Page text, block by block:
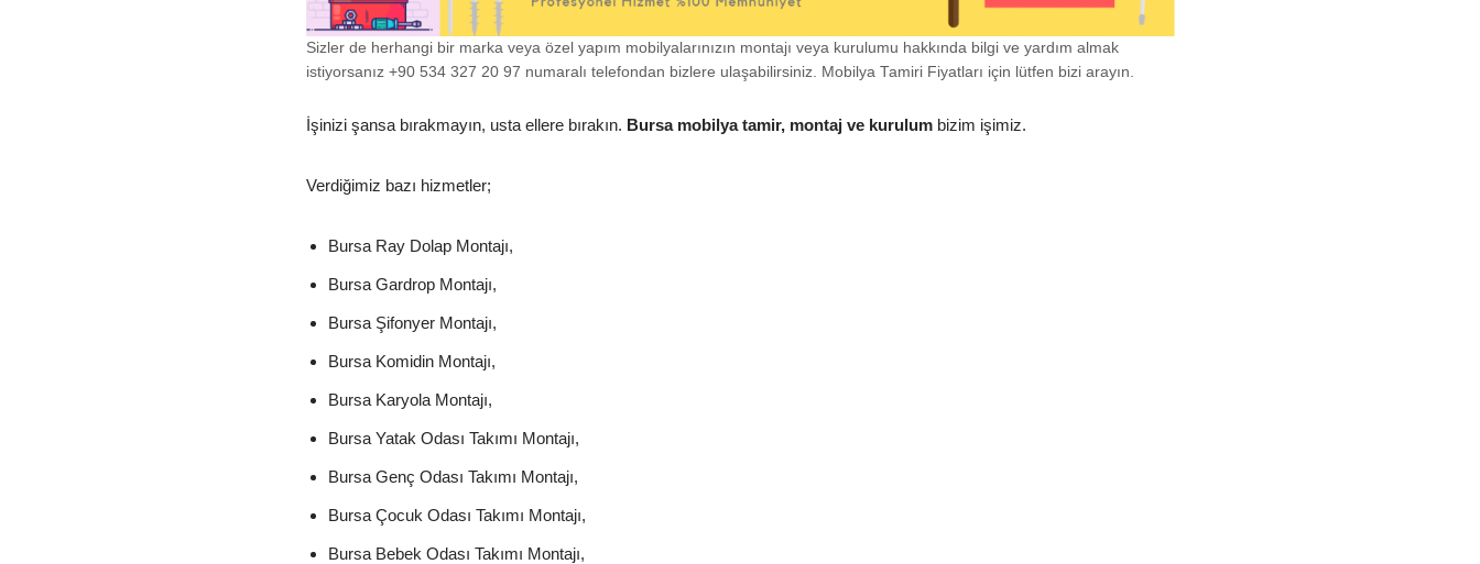
Sizler de herhangi bir marka veya özel yapım mobilyalarınızın montajı veya kurulumu hakkında bilgi ve yardım almak
istiyorsanız +90 534 327 20 97 numaralı telefondan bizlere ulaşabilirsiniz. Mobilya Tamiri Fiyatları için lütfen bizi arayın.
İşinizi şansa bırakmayın, usta ellere bırakın. Bursa mobilya tamir, montaj ve kurulumbizim işimiz.
Verdiğimiz bazı hizmetler;
Bursa Ray Dolap Montajı,
Bursa Gardrop Montajı,
Bursa Şifonyer Montajı,
Bursa Komidin Montajı,
Bursa Karyola Montajı,
Bursa Yatak Odası Takımı Montajı,
Bursa Genç Odası Takımı Montajı,
Bursa Çocuk Odası Takımı Montajı,
Bursa Bebek Odası Takımı Montajı,